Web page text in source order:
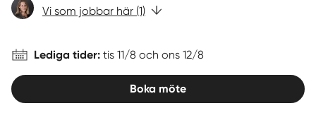
Vi som jobbar här (1)
Lediga tider: tis 11/8 och ons 12/8
Boka möte